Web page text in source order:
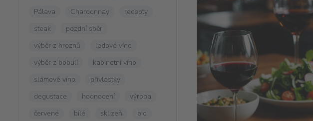
Pálava
Chardonnay
recepty
steak
pozdní sběr
výběr z hroznů
ledové víno
výběr z bobulí
kabinetní víno
slámové víno
přívlastky
degustace
hodnocení
výroba
červené
bílé sklizeň
bio